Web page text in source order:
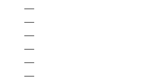
—
—
—
—
—
—